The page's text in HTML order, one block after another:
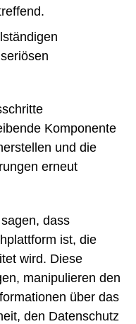
Komponente
und die
erneut
dass
ist, die
wird. Diese
manipulieren den
über das
den Datenschutz